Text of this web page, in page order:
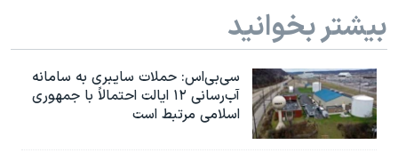
بیشتر بخوانید
سی‌بی‌اس: حملات سایبری به سامانه
آب‌رسانی ۱۲ ایالت احتمالاً با جمهوری
اسلامی مرتبط است